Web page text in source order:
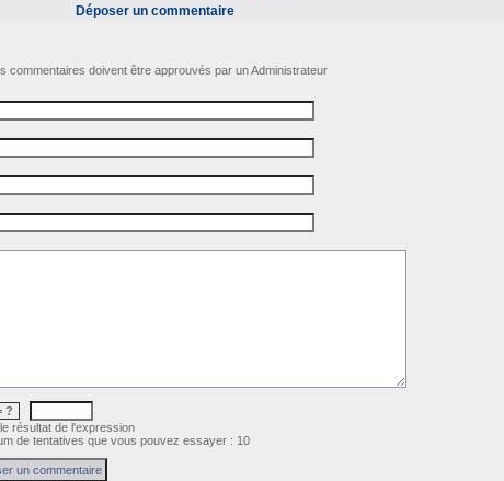
Déposer un commentaire
commentaires doivent être approuvés par un Administrateur
?
résultat de l'expression
de tentatives que vous pouvez essayer : 10